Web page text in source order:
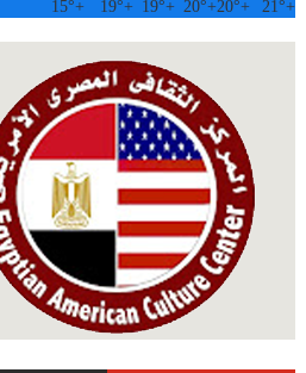
+
21°
+
20°
+
20°
+
19°
+
19°
+
15°